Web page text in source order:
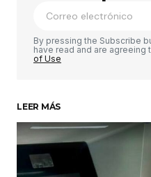
Comentario *
Su nombre*
Tu correo electrónico
By pressing the Subscribe
have read and are agreeing
of Use
LEER MÁS